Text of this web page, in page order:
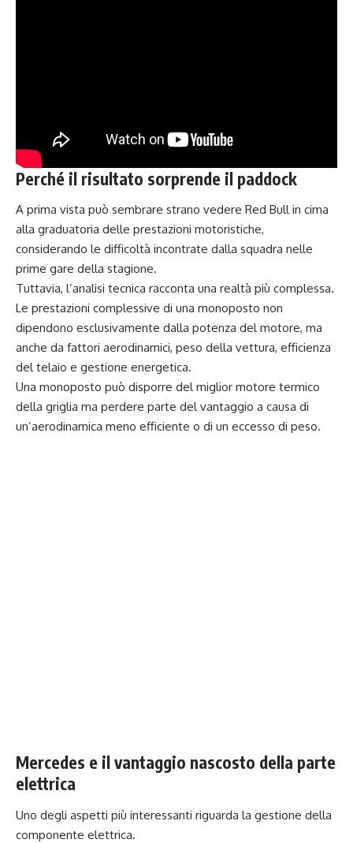
Perché il risultato sorprende il paddock
A prima vista può sembrare strano vedere Red Bull in cima
alla graduatoria delle prestazioni motoristiche,
considerando le difficoltà incontrate dalla squadra nelle
prime gare della stagione.
Tuttavia, l’analisi tecnica racconta una realtà più complessa.
Le prestazioni complessive di una monoposto non
dipendono esclusivamente dalla potenza del motore, ma
anche da fattori aerodinamici, peso della vettura, efficienza
del telaio e gestione energetica.
Una monoposto può disporre del miglior motore termico
della griglia ma perdere parte del vantaggio a causa di
un’aerodinamica meno efficiente o di un eccesso di peso.
Mercedes e il vantaggio nascosto della parte
elettrica
Uno degli aspetti più interessanti riguarda la gestione della
componente elettrica.